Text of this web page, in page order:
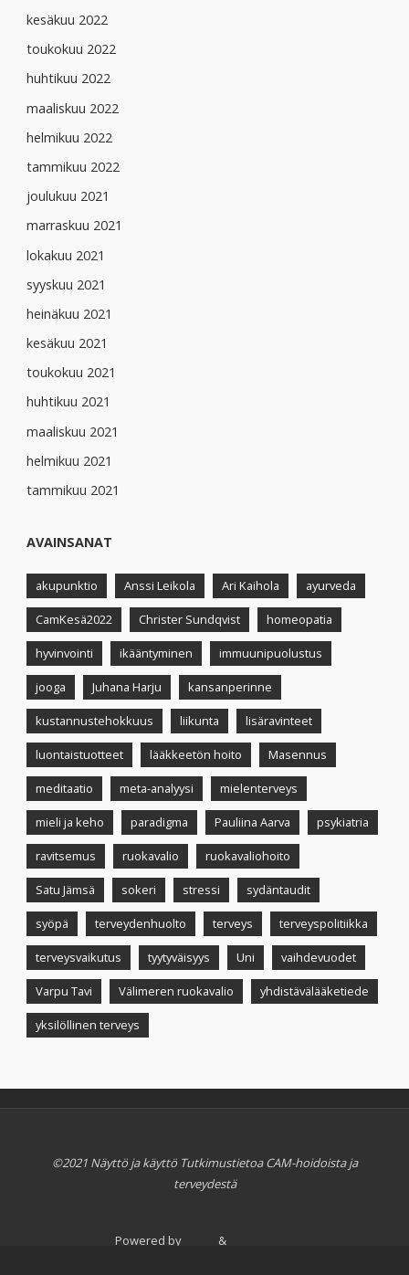
kesäkuu 2022
toukokuu 2022
huhtikuu 2022
maaliskuu 2022
helmikuu 2022
tammikuu 2022
joulukuu 2021
marraskuu 2021
lokakuu 2021
syyskuu 2021
heinäkuu 2021
kesäkuu 2021
toukokuu 2021
huhtikuu 2021
maaliskuu 2021
helmikuu 2021
tammikuu 2021
AVAINSANAT
akupunktio Anssi Leikola Ari Kaihola ayurveda
CamKesä2022 Christer Sundqvist homeopatia
hyvinvointi ikääntyminen immuunipuolustus
jooga Juhana Harju kansanperinne
kustannustehokkuus liikunta lisäravinteet
luontaistuotteet lääkkeetön hoito Masennus
meditaatio meta-analyysi mielenterveys
mieli ja keho paradigma Pauliina Aarva psykiatria
ravitsemus ruokavalio ruokavaliohoito
Satu Jämsä sokeri stressi sydäntaudit
syöpä terveydenhuolto terveys terveyspolitiikka
terveysvaikutus tyytyväisyys Uni vaihdevuodet
Varpu Tavi Välimeren ruokavalio yhdistävälääketiede
yksilöllinen terveys
©2021 Näyttö ja käyttö Tutkimustietoa CAM-hoidoista ja
terveydestä
Powered byFluida &